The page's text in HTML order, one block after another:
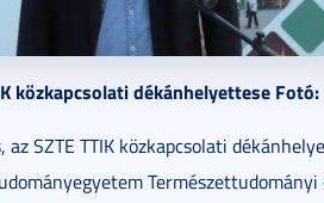
közkapcsolati dékánhelyettese
SZTE TTIK közkapcsolati